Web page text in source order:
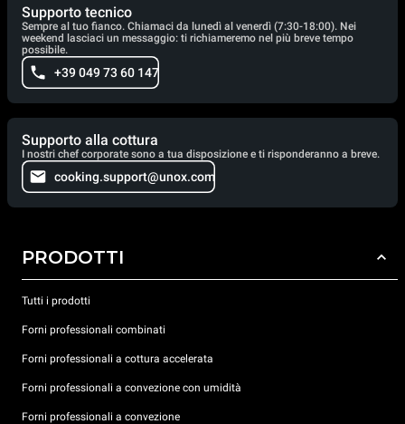
Supporto tecnico
Sempre al tuo fianco. Chiamaci da lunedì al venerdì (7:30-18:00). Nei
weekend lasciaci un messaggio: ti richiameremo nel più breve tempo
possibile.
+39 049 73 60 147
Supporto alla cottura
I nostri chef corporate sono a tua disposizione e ti risponderanno a breve.
cooking.support@unox.com
PRODOTTI
Tutti i prodotti
Forni professionali combinati
Forni professionali a cottura accelerata
Forni professionali a convezione con umidità
Forni professionali a convezione